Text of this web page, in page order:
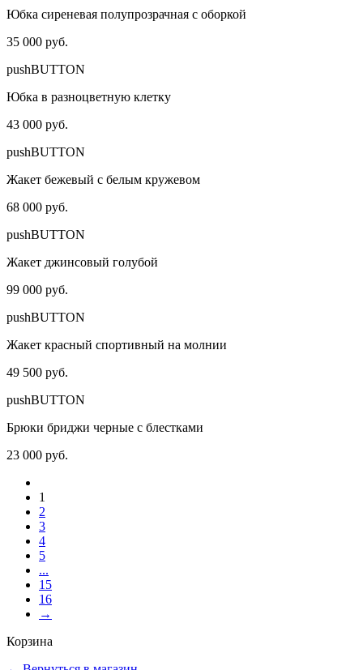
Юбка сиреневая полупрозрачная с оборкой
35 000 руб.
pushBUTTON
Юбка в разноцветную клетку
43 000 руб.
pushBUTTON
Жакет бежевый с белым кружевом
68 000 руб.
pushBUTTON
Жакет джинсовый голубой
99 000 руб.
pushBUTTON
Жакет красный спортивный на молнии
49 500 руб.
pushBUTTON
Брюки бриджи черные с блестками
23 000 руб.
1
2
3
4
5
...
15
16
→
Корзина